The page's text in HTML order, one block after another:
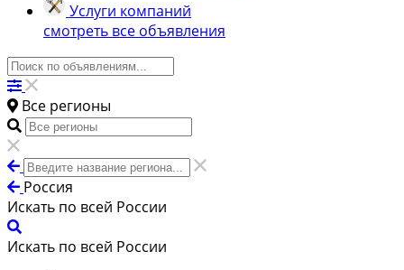
Услуги компаний
смотреть все объявления
Все регионы
Россия
Искать по всей России
Искать по всей России